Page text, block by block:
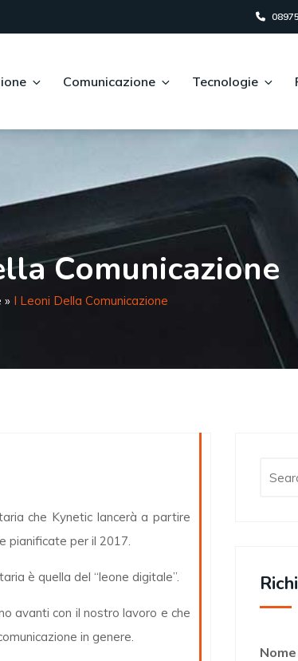
Comunicazione Tecnologie
Comunicazione
» I Leoni Della Comunicazione
che Kynetic lancerà a partire
pianificate per il 2017.
è quella del “leone digitale”.
avanti con il nostro lavoro e che
in genere.